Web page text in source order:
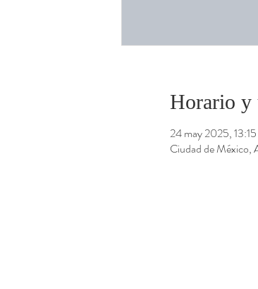
Horario y
24 may 2025,
Ciudad de México,